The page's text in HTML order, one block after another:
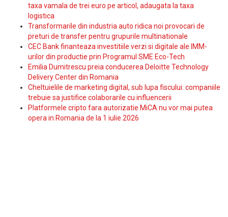
taxa vamala de trei euro pe articol, adaugata la taxa
logistica
Transformarile din industria auto ridica noi provocari de
preturi de transfer pentru grupurile multinationale
CEC Bank finanteaza investitiile verzi si digitale ale IMM-
urilor din productie prin Programul SME Eco-Tech
Emilia Dumitrescu preia conducerea Deloitte Technology
Delivery Center din Romania
Cheltuielile de marketing digital, sub lupa fiscului: companiile
trebuie sa justifice colaborarile cu influencerii
Platformele cripto fara autorizatie MiCA nu vor mai putea
opera in Romania de la 1 iulie 2026